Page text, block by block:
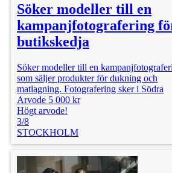
Söker modeller till en
kampanjfotografering
butikskedja
Söker modeller till en
som säljer produkter för dukning och
matlagning. Fotografering sker i Södra
Arvode 5 000 kr
Högt arvode!
3/8
STOCKHOLM